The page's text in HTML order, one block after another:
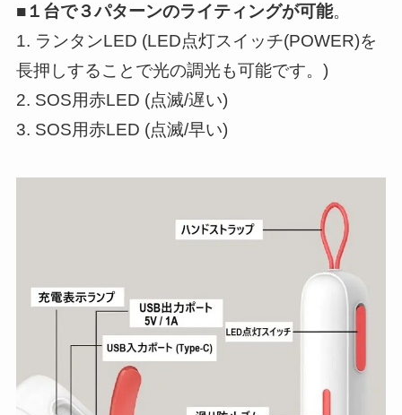
■１台で３パターンのライティングが可能。
1. ランタンLED (LED点灯スイッチ(POWER)を
長押しすることで光の調光も可能です。)
2. SOS用赤LED (点滅/遅い)
3. SOS用赤LED (点滅/早い)